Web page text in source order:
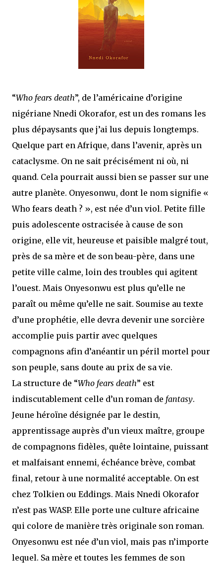
que Thomas connaissait et appréciait Olivier. Marlowe découvre une ville qu’il
ne connaissait pas, habitée par la méfiance, la peur et le rigorisme de la Ligue,
une ville pleine de mystères et de vieilles rancœurs. La Dame d...
“Who fears death”, de l’américaine d’origine
nigériane Nnedi Okorafor, est un des romans les
plus dépaysants que j’ai lus depuis longtemps.
Quelque part en Afrique, dans l’avenir, après un
cataclysme. On ne sait précisément ni où, ni
quand. Cela pourrait aussi bien se passer sur une
autre planète. Onyesonwu, dont le nom signifie «
Who fears death ? », est née d’un viol. Petite fille
puis adolescente ostracisée à cause de son
origine, elle vit, heureuse et paisible malgré tout,
près de sa mère et de son beau-père, dans une
petite ville calme, loin des troubles qui agitent
l’ouest. Mais Onyesonwu est plus qu’elle ne
paraît ou même qu’elle ne sait. Soumise au texte
d’une prophétie, elle devra devenir une sorcière
accomplie puis partir avec quelques
compagnons afin d’anéantir un péril mortel pour
son peuple, sans doute au prix de sa vie.
La structure de “Who fears death” est
indiscutablement celle d’un roman de fantasy.
Jeune héroïne désignée par le destin,
apprentissage auprès d’un vieux maître, groupe
de compagnons fidèles, quête lointaine, puissant
et malfaisant ennemi, échéance brève, combat
final, retour à une normalité acceptable. On est
chez Tolkien ou Eddings. Mais Nnedi Okorafor
n’est pas WASP. Elle porte une culture africaine
qui colore de manière très originale son roman.
Onyesonwu est née d’un viol, mais pas n’importe
lequel. Sa mère et toutes les femmes de son